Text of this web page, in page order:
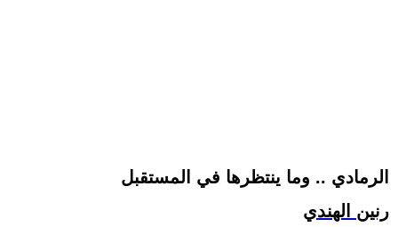
الرمادي .. وما ينتظرها في المستقبل
رنين الهندي